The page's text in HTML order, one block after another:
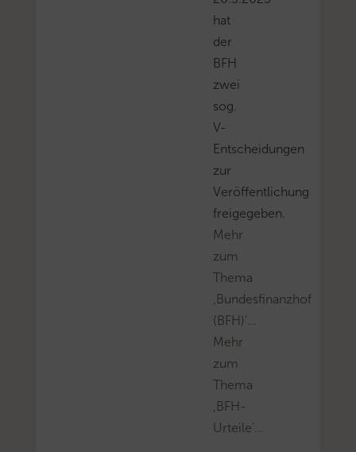
hat
der
BFH
zwei
sog.
V-
Entscheidungen
zur
Veröffentlichung
freigegeben.
Mehr
zum
Thema
‚Bundesfinanzhof
(BFH)’…
Mehr
zum
Thema
‚BFH-
Urteile’…